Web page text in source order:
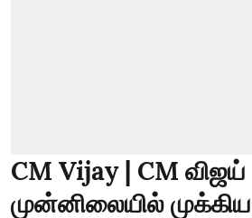
CM Vijay | CM விஜய்
முன்னிலையில் முக்கிய